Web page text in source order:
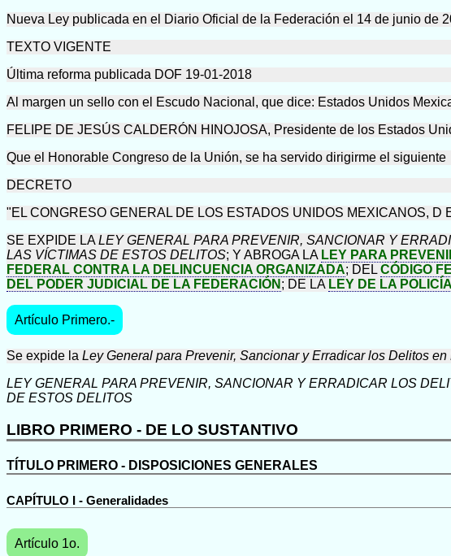
Nueva Ley publicada en el Diario Oficial de la Federación el 14 de junio de
TEXTO VIGENTE
Última reforma publicada DOF 19-01-2018
Al margen un sello con el Escudo Nacional, que dice: Estados Unidos
FELIPE DE JESÚS CALDERÓN HINOJOSA, Presidente de los Estados
Que el Honorable Congreso de la Unión, se ha servido dirigirme el siguiente
DECRETO
"EL CONGRESO GENERAL DE LOS ESTADOS UNIDOS MEXICANOS, D
SE EXPIDE LALEY GENERAL PARA PREVENIR, SANCIONAR Y
LAS VÍCTIMAS DE ESTOS DELITOS; Y ABROGA LA LEY PARA
FEDERAL CONTRA LA DELINCUENCIA ORGANIZADA; DEL CÓDIGO
DEL PODER JUDICIAL DE LA FEDERACIÓN ; DE LA LEY DE LA
Artículo Primero.-
Se expide la Ley General para Prevenir, Sancionar y Erradicar los Delitos
LEY GENERAL PARA PREVENIR, SANCIONAR Y ERRADICAR LOS
DE ESTOS DELITOS
LIBRO PRIMERO - DE LO SUSTANTIVO
TÍTULO PRIMERO - DISPOSICIONES GENERALES
CAPÍTULO I - Generalidades
Artículo 1o.